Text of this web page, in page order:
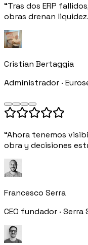
“Tras dos ERP
obras drenan
Cristian Bertaggia
Administrador ·
“Ahora tenemos
obra y decisiones
Francesco Serra
CEO fundador · Serra